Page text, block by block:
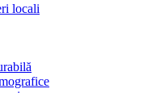
locali